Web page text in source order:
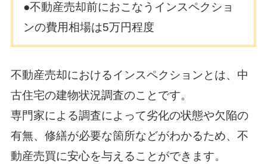
●不動産売却前におこなうインスペクショ
ンの費用相場は5万円程度
不動産売却におけるインスペクションとは、中
古住宅の建物状況調査のことです。
専門家による調査によって劣化の状態や欠陥の
有無、修繕が必要な箇所などがわかるため、不
動産売買に安心を与えることができます。